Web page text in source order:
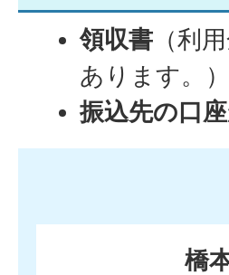
領収書 （利
あります。）
振込先の口
橋